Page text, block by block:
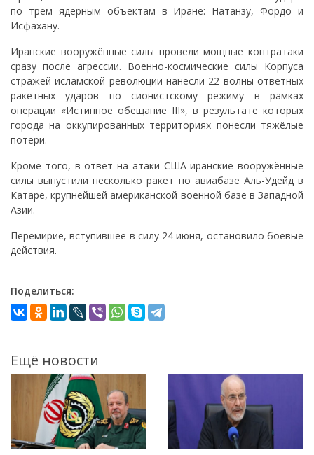
по трём ядерным объектам в Иране: Натанзу, Фордо и
Исфахану.
Иранские вооружённые силы провели мощные контратаки
сразу после агрессии. Военно-космические силы Корпуса
стражей исламской революции нанесли 22 волны ответных
ракетных ударов по сионистскому режиму в рамках
операции «Истинное обещание III», в результате которых
города на оккупированных территориях понесли тяжёлые
потери.
Кроме того, в ответ на атаки США иранские вооружённые
силы выпустили несколько ракет по авиабазе Аль-Удейд в
Катаре, крупнейшей американской военной базе в Западной
Азии.
Перемирие, вступившее в силу 24 июня, остановило боевые
действия.
Поделиться:
Ещё новости